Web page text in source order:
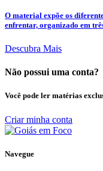
O material expõe os
enfrentar, organizado em
Descubra Mais
Não possui uma conta?
Você pode ler matérias
Criar minha conta
Navegue